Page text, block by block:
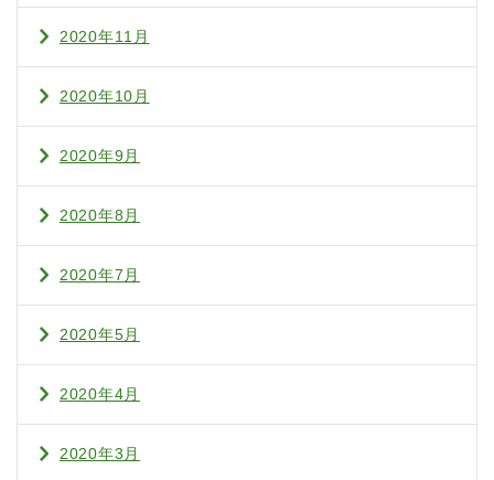
2020年11月
2020年10月
2020年9月
2020年8月
2020年7月
2020年5月
2020年4月
2020年3月